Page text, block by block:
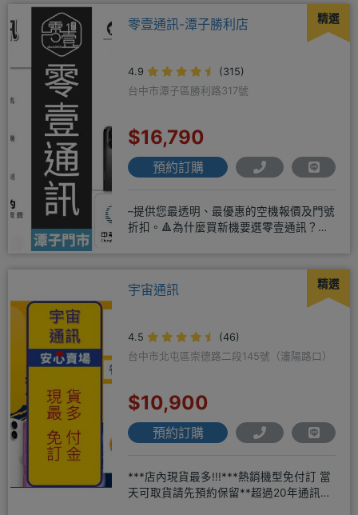
精選
零壹通訊-潭子勝利店
4.9
(315)
台中市潭子區勝利路317號
$16,790
預約訂購
–提供您最透明、最優惠的空機報價及門號
折扣。🔺為什麼買新機要選零壹通訊？
精選
宇宙通訊
4.5
(46)
台中市北屯區崇德路二段145號（瀋陽路口）
$10,900
預約訂購
***店內現貨最多!!!***熱銷機型免付訂 當
天可取貨請先預約保留**超過20年通訊經